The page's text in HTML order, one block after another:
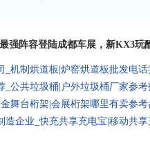
强阵容登陆成都车展，新KX3玩
_机制烘道板|炉窑烘道板批发电
_公共垃圾桶|户外垃圾桶厂家参考
舞台桁架|会展桁架哪里有卖参考
造企业_快充共享充电宝|移动共